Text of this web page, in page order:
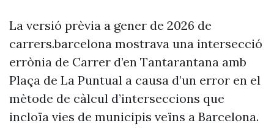
La versió prèvia a gener de 2026 de
carrers.barcelona mostrava una intersecció
errònia de Carrer d’en Tantarantana amb
Plaça de La Puntual a causa d’un error en el
mètode de càlcul d’interseccions que
incloïa vies de municipis veïns a Barcelona.